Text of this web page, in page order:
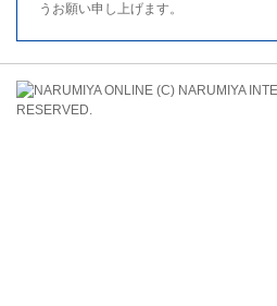
うお願い申し上げます。